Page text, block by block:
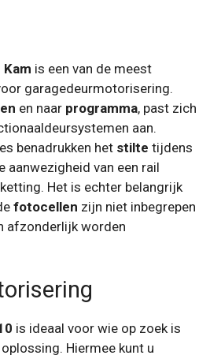
Kam is een van de meest
garagedeurmotorisering.
en naar programma, past zich
aan.
benadrukken het stilte tijdens
aanwezigheid van een rail
Het is echter belangrijk
fotocellen zijn niet inbegrepen
afzonderlijk worden
is ideaal voor wie op zoek is
Hiermee kunt u